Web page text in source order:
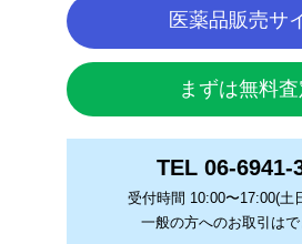
医薬品販売サ
まずは無料査
TEL 06-6941-
受付時間 10:00〜17:00(土
一般の方へのお取引は